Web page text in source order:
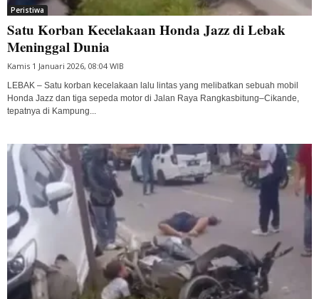
Peristiwa
Satu Korban Kecelakaan Honda Jazz di Lebak
Meninggal Dunia
Kamis 1 Januari 2026, 08:04 WIB
LEBAK – Satu korban kecelakaan lalu lintas yang melibatkan sebuah mobil
Honda Jazz dan tiga sepeda motor di Jalan Raya Rangkasbitung–Cikande,
tepatnya di Kampung...